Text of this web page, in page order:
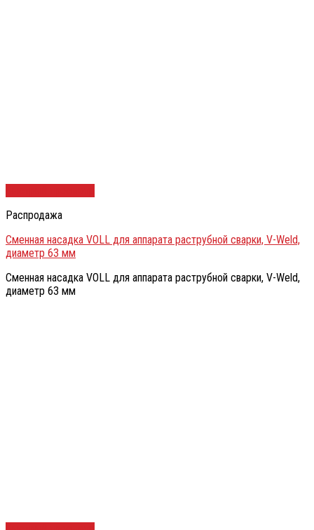
Распродажа
Сменная насадка VOLL для аппарата раструбной сварки, V-Weld,
диаметр 63 мм
Сменная насадка VOLL для аппарата раструбной сварки, V-Weld,
диаметр 63 мм